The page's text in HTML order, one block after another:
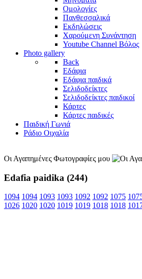
Ομολογίες
Πανθεσσαλικά
Εκδηλώσεις
Χαρούμενη Συνάντηση
Youtube Channel Βόλος
Photo gallery
Back
Εδάφια
Εδάφια παιδικά
Σελιδοδείκτες
Σελιδοδείκτες παιδικοί
Κάρτες
Κάρτες παιδικές
Παιδική Γωνιά
Ράδιο Οιχαλία
Οι Αγαπημένες Φωτογραφίες μου
Edafia paidika (244)
1094 1094 1093 1093 1092 1092 1075
1026 1020 1020 1019 1019 1018 1018